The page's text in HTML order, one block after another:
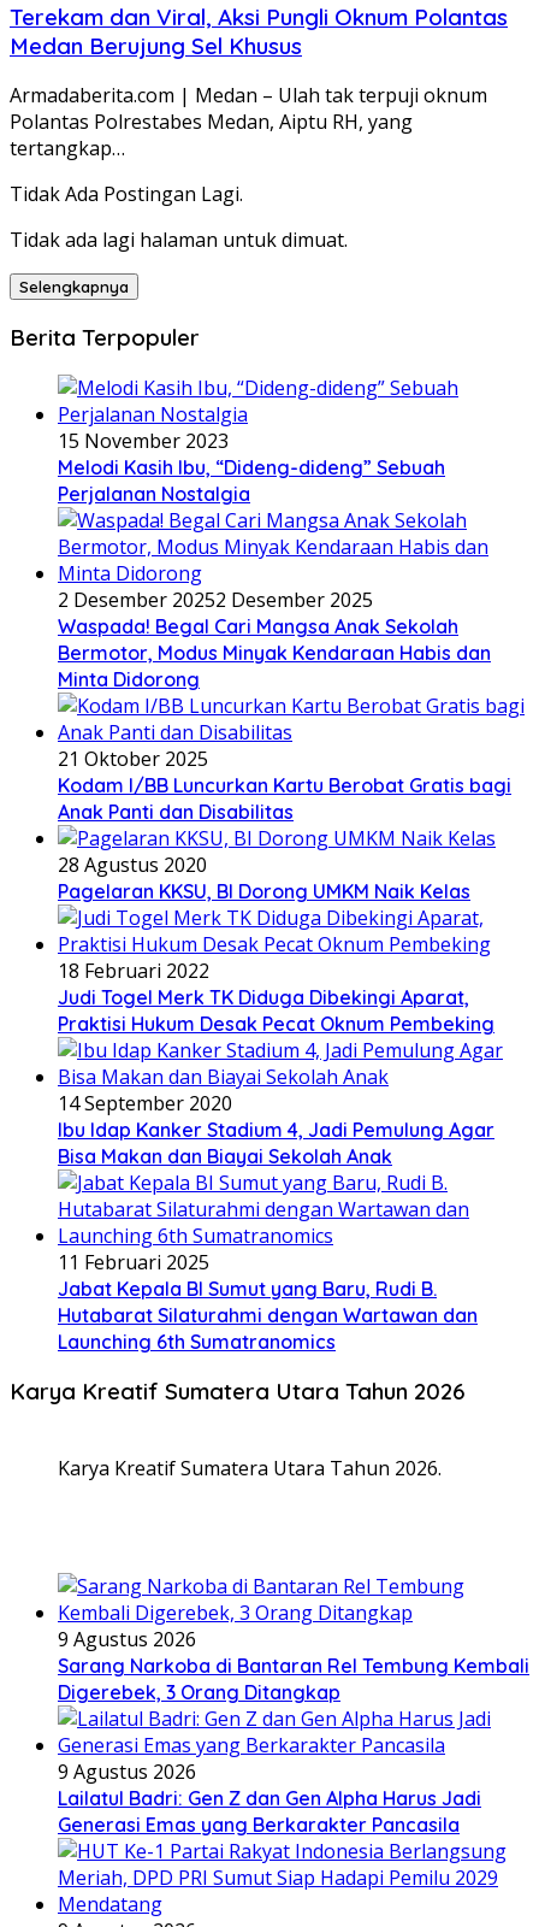
Terekam dan Viral, Aksi Pungli Oknum Polantas
Medan Berujung Sel Khusus
Armadaberita.com | Medan – Ulah tak terpuji oknum
Polantas Polrestabes Medan, Aiptu RH, yang
tertangkap…
Tidak Ada Postingan Lagi.
Tidak ada lagi halaman untuk dimuat.
Selengkapnya
Berita Terpopuler
15 November 2023
Melodi Kasih Ibu, “Dideng-dideng” Sebuah
Perjalanan Nostalgia
2 Desember 20252 Desember 2025
Waspada! Begal Cari Mangsa Anak Sekolah
Bermotor, Modus Minyak Kendaraan Habis dan
Minta Didorong
21 Oktober 2025
Kodam I/BB Luncurkan Kartu Berobat Gratis bagi
Anak Panti dan Disabilitas
28 Agustus 2020
Pagelaran KKSU, BI Dorong UMKM Naik Kelas
18 Februari 2022
Judi Togel Merk TK Diduga Dibekingi Aparat,
Praktisi Hukum Desak Pecat Oknum Pembeking
14 September 2020
Ibu Idap Kanker Stadium 4, Jadi Pemulung Agar
Bisa Makan dan Biayai Sekolah Anak
11 Februari 2025
Jabat Kepala BI Sumut yang Baru, Rudi B.
Hutabarat Silaturahmi dengan Wartawan dan
Launching 6th Sumatranomics
Karya Kreatif Sumatera Utara Tahun 2026
Karya Kreatif Sumatera Utara Tahun 2026.
9 Agustus 2026
Sarang Narkoba di Bantaran Rel Tembung Kembali
Digerebek, 3 Orang Ditangkap
9 Agustus 2026
Lailatul Badri: Gen Z dan Gen Alpha Harus Jadi
Generasi Emas yang Berkarakter Pancasila